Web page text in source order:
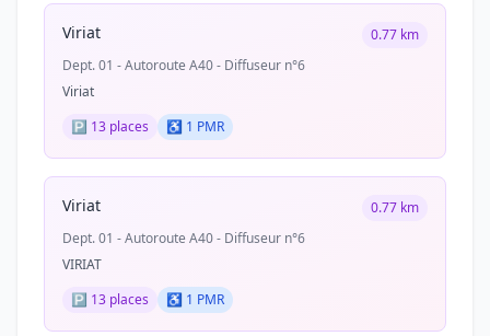
Viriat
0.77 km
Dept. 01 - Autoroute A40 - Diffuseur n°6
Viriat
🅿️ 13 places
♿ 1 PMR
Viriat
0.77 km
Dept. 01 - Autoroute A40 - Diffuseur n°6
VIRIAT
🅿️ 13 places
♿ 1 PMR